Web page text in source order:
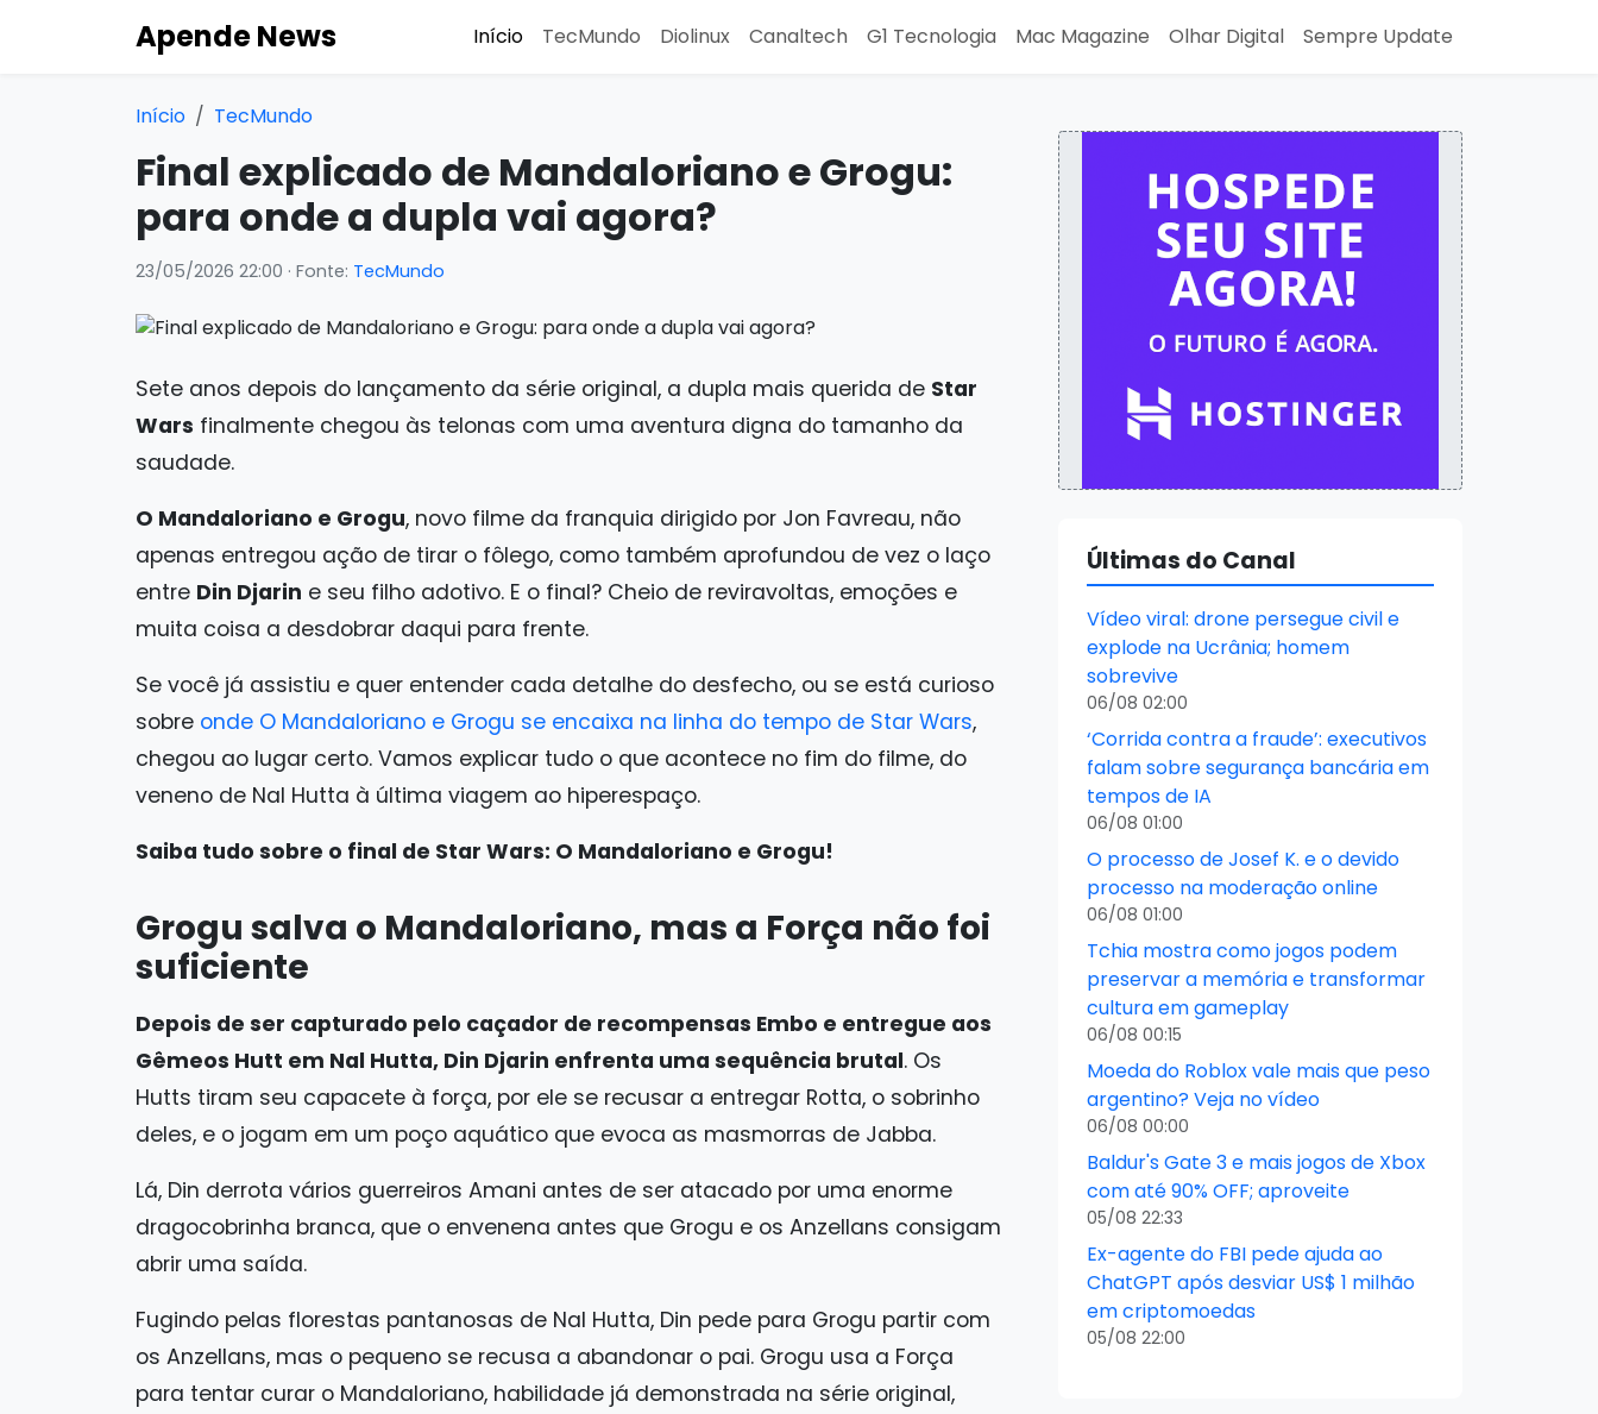
Apende News Início TecMundo Diolinux Canaltech G1 Tecnologia Mac Magazine Olhar Digital Sempre Update
Início TecMundo
Final explicado de Mandaloriano e Grogu:
para onde a dupla vai agora?
23/05/2026 22:00 · Fonte: TecMundo
Sete anos depois do lançamento da série original, a dupla mais querida de Star
Wars finalmente chegou às telonas com uma aventura digna do tamanho da
saudade.
O Mandaloriano e Grogu, novo filme da franquia dirigido por Jon Favreau, não
apenas entregou ação de tirar o fôlego, como também aprofundou de vez o laço
entre Din Djarin e seu filho adotivo. E o final? Cheio de reviravoltas, emoções e
muita coisa a desdobrar daqui para frente.
Se você já assistiu e quer entender cada detalhe do desfecho, ou se está curioso
sobre onde O Mandaloriano e Grogu se encaixa na linha do tempo de Star Wars,
chegou ao lugar certo. Vamos explicar tudo o que acontece no fim do filme, do
veneno de Nal Hutta à última viagem ao hiperespaço.
Saiba tudo sobre o final de Star Wars: O Mandaloriano e Grogu!
Grogu salva o Mandaloriano, mas a Força não foi
suficiente
Depois de ser capturado pelo caçador de recompensas Embo e entregue aos
Gêmeos Hutt em Nal Hutta, Din Djarin enfrenta uma sequência brutal. Os
Hutts tiram seu capacete à força, por ele se recusar a entregar Rotta, o sobrinho
deles, e o jogam em um poço aquático que evoca as masmorras de Jabba.
Lá, Din derrota vários guerreiros Amani antes de ser atacado por uma enorme
dragocobrinha branca, que o envenena antes que Grogu e os Anzellans consigam
abrir uma saída.
Fugindo pelas florestas pantanosas de Nal Hutta, Din pede para Grogu partir com
os Anzellans, mas o pequeno se recusa a abandonar o pai. Grogu usa a Força
para tentar curar o Mandaloriano, habilidade já demonstrada na série original,
Últimas do Canal
Vídeo viral: drone persegue civil e
explode na Ucrânia; homem
sobrevive
06/08 02:00
‘Corrida contra a fraude’: executivos
falam sobre segurança bancária em
tempos de IA
06/08 01:00
O processo de Josef K. e o devido
processo na moderação online
06/08 01:00
Tchia mostra como jogos podem
preservar a memória e transformar
cultura em gameplay
06/08 00:15
Moeda do Roblox vale mais que peso
argentino? Veja no vídeo
06/08 00:00
Baldur's Gate 3 e mais jogos de Xbox
com até 90% OFF; aproveite
05/08 22:33
Ex-agente do FBI pede ajuda ao
ChatGPT após desviar US$ 1 milhão
em criptomoedas
05/08 22:00